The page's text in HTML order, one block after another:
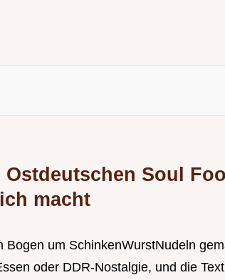
Soul
macht
Bogen um SchinkenWurstNudeln
oder DDR-Nostalgie, und die